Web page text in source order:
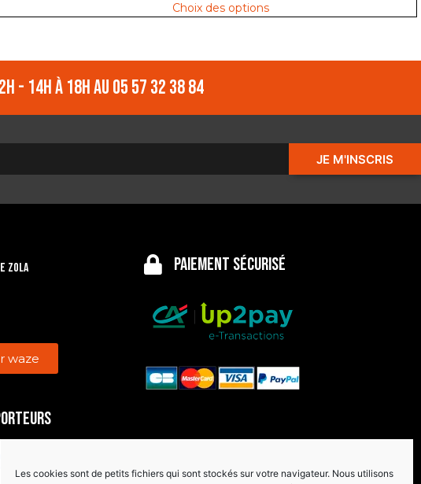
Les cookies sont de petits fichiers qui sont stockés sur votre navigateur. Nous utilisons
Choix des options
14h à 18h au 05 57 32 38 84
JE M'INSCRIS
Zola
waze
Paiement sécurisé